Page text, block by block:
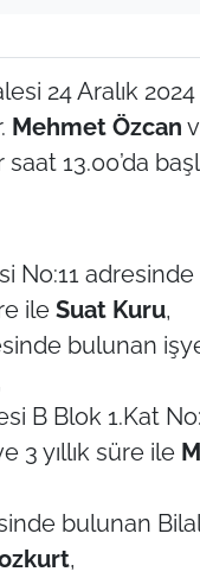
24 Aralık 2024
Mehmet Özcan
13.00’da
No:11
ile Suat Kuru,
bulunan
B Blok 1.Kat
3 yıllık süre ile
bulunan Bilal
,